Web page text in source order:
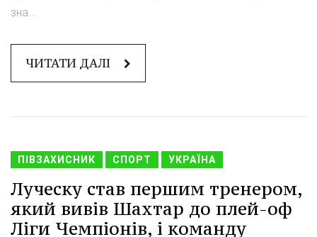
зна...
ЧИТАТИ ДАЛІ
ПІВЗАХИСНИК СПОРТ УКРАЇНА
Луческу став першим тренером,
який вивів Шахтар до плей-оф
Ліги Чемпіонів, і команду